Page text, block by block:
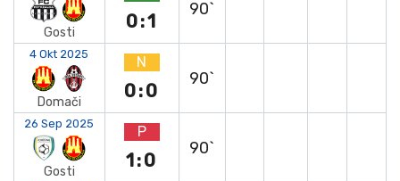
Gosti
0:1
90`
4 Okt 2025
Domači
N
0:0
90`
26 Sep 2025
Gosti
P
1:0
90`